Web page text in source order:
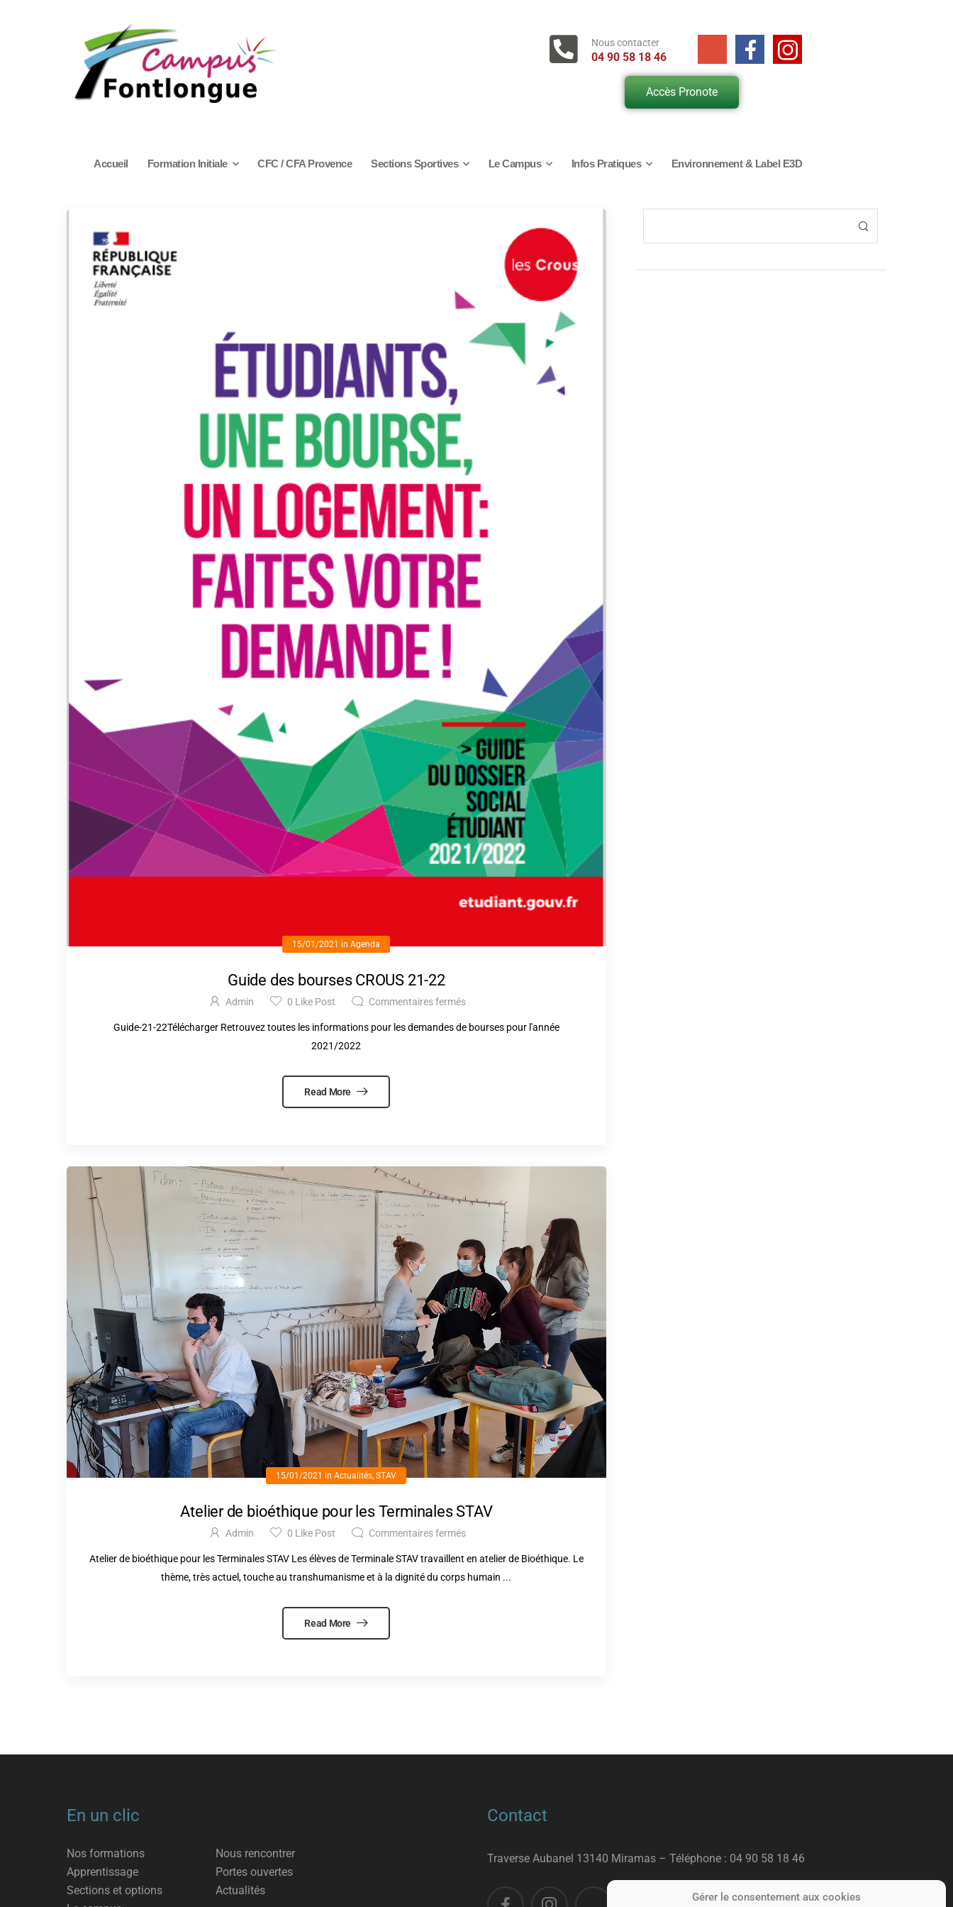
Gérer le consentement aux cookies
Nous contacter
04 90 58 18 46
Accès Pronote
Accueil Formation Initiale CFC / CFA Provence Sections Sportives Le Campus Infos Pratiques Environnement & Label E3D
15/01/2021 inAgenda
Guide des bourses CROUS 21-22
Admin 0 Like Post Commentaires fermés
Guide-21-22Télécharger Retrouvez toutes les informations pour les demandes de bourses pour l'année
2021/2022
Read More
15/01/2021 inActualités ,STAV
Atelier de bioéthique pour les Terminales STAV
Admin 0 Like Post Commentaires fermés
Atelier de bioéthique pour les Terminales STAV Les élèves de Terminale STAV travaillent en atelier de Bioéthique. Le
thème, très actuel, touche au transhumanisme et à la dignité du corps humain ...
Read More
Contact
Traverse Aubanel 13140 Miramas – Téléphone : 04 90 58 18 46
En un clic
Nos formations
Apprentissage
Sections et options
Nous rencontrer
Portes ouvertes
Actualités